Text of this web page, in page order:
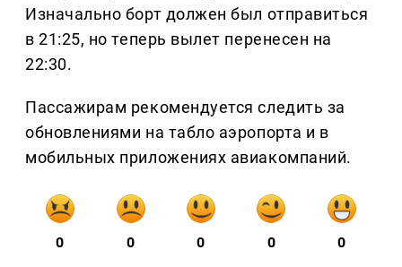
Изначально борт должен был отправиться
в 21:25, но теперь вылет перенесен на
22:30.
Пассажирам рекомендуется следить за
обновлениями на табло аэропорта и в
мобильных приложениях авиакомпаний.
0 0 0 0 0